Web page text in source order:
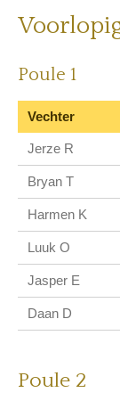
Poule 1
Vechter
Jerze R
Bryan T
Harmen K
Luuk O
Jasper E
Daan D
Poule 2